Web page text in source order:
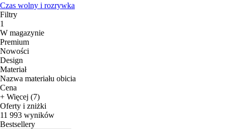
Czas wolny i rozrywka
Filtry
1
W magazynie
Premium
Nowości
Design
Materiał
Nazwa materiału obicia
Cena
+ Więcej (7)
Oferty i zniżki
11 993 wyników
Bestsellery